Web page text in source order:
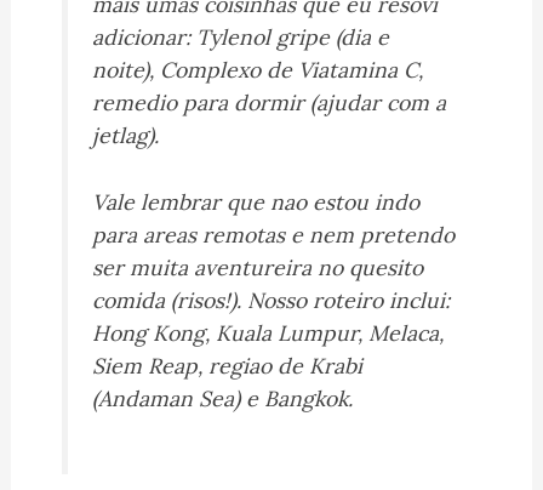
adicionar: Tylenol gripe (dia e
noite), Complexo de Viatamina C,
remedio para dormir (ajudar com a
jetlag).
Vale lembrar que nao estou indo
para areas remotas e nem pretendo
ser muita aventureira no quesito
comida (risos!). Nosso roteiro inclui:
Hong Kong, Kuala Lumpur, Melaca,
Siem Reap, regiao de Krabi
(Andaman Sea) e Bangkok.